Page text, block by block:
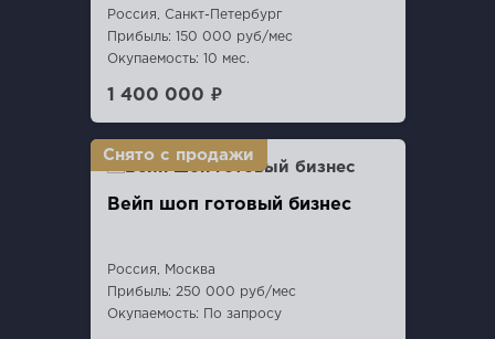
Россия, Санкт-Петербург
Прибыль: 150 000 руб/мес
Окупаемость: 10 мес.
1 400 000 ₽
Вейп шоп готовый бизнес
Россия, Москва
Прибыль: 250 000 руб/мес
Окупаемость: По запросу